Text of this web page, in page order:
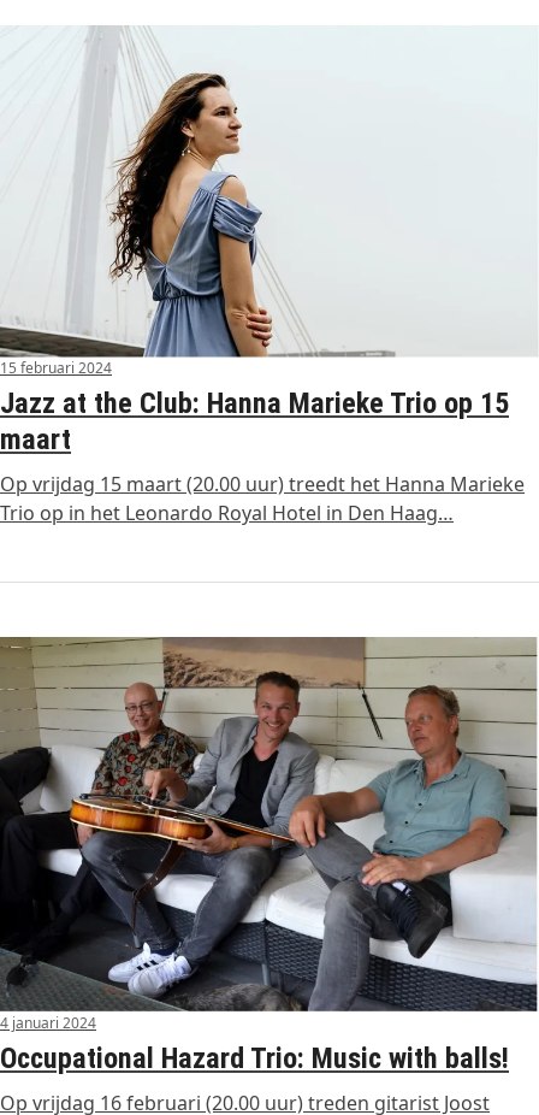
15 februari 2024
Jazz at the Club: Hanna Marieke Trio op 15
maart
Op vrijdag 15 maart (20.00 uur) treedt het Hanna Marieke
Trio op in het Leonardo Royal Hotel in Den Haag…
4 januari 2024
Occupational Hazard Trio: Music with balls!
Op vrijdag 16 februari (20.00 uur) treden gitarist Joost